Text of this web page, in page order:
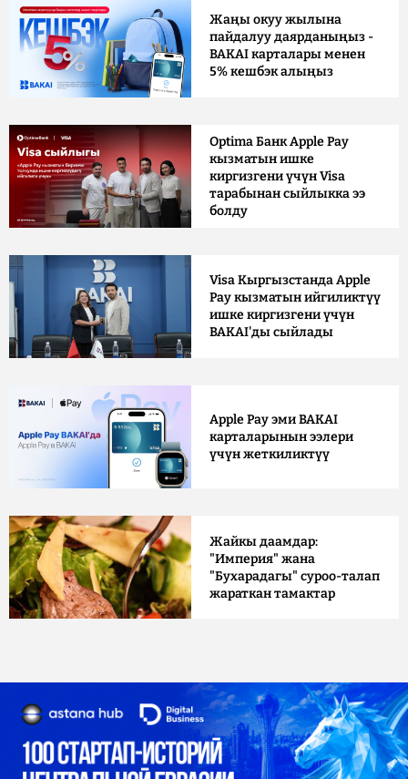
Жаңы окуу жылына
пайдалуу даярданыңыз -
BAKAI карталары менен
5% кешбэк алыңыз
Optima Банк Apple Pay
кызматын ишке
киргизгени үчүн Visa
тарабынан сыйлыкка ээ
болду
Visa Кыргызстанда Apple
Pay кызматын ийгиликтүү
ишке киргизгени үчүн
BAKAI'ды сыйлады
Apple Pay эми BAKAI
карталарынын ээлери
үчүн жеткиликтүү
Жайкы даамдар:
"Империя" жана
"Бухарадагы" суроо-талап
жараткан тамактар